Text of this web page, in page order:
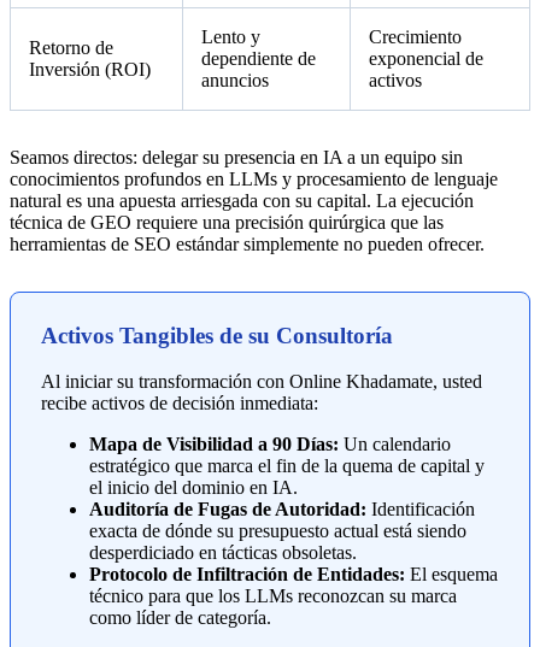
Retorno de
Inversión (ROI)
Lento y
dependiente de
anuncios
Crecimiento
exponencial de
activos
Seamos directos: delegar su presencia en IA a un equipo sin
conocimientos profundos en LLMs y procesamiento de lenguaje
natural es una apuesta arriesgada con su capital. La ejecución
técnica de GEO requiere una precisión quirúrgica que las
herramientas de SEO estándar simplemente no pueden ofrecer.
Activos Tangibles de su Consultoría
Al iniciar su transformación con Online Khadamate, usted
recibe activos de decisión inmediata:
Mapa de Visibilidad a 90 Días: Un calendario
estratégico que marca el fin de la quema de capital y
el inicio del dominio en IA.
Auditoría de Fugas de Autoridad: Identificación
exacta de dónde su presupuesto actual está siendo
desperdiciado en tácticas obsoletas.
Protocolo de Infiltración de Entidades: El esquema
técnico para que los LLMs reconozcan su marca
como líder de categoría.